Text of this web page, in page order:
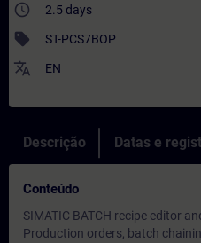
access_time 2.5 days
sell ST-PCS7BOP
translate EN
Descrição Datas e
Conteúdo
SIMATIC BATCH recipe editor
Production orders, batch